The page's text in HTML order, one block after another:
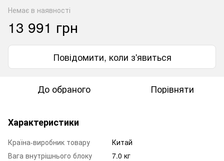
Немає в наявності
13 991 грн
Повідомити, коли з'явиться
До обраного Порівняти
Характеристики
Країна-виробник товару
Китай
Вага внутрішнього блоку
7.0 кг